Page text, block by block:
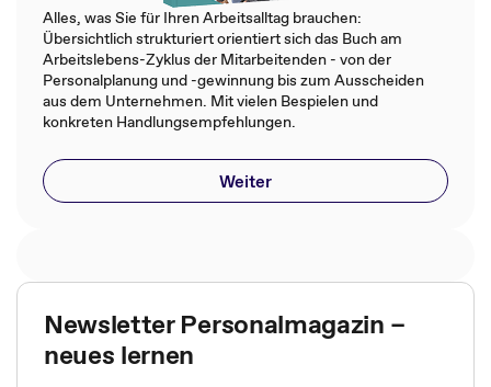
Alles, was Sie für Ihren Arbeitsalltag brauchen:
Übersichtlich strukturiert orientiert sich das Buch am
Arbeitslebens-Zyklus der Mitarbeitenden - von der
Personalplanung und -gewinnung bis zum Ausscheiden
aus dem Unternehmen. Mit vielen Bespielen und
konkreten Handlungsempfehlungen.
Weiter
Newsletter Personalmagazin –
neues lernen